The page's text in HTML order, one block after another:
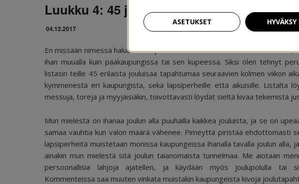
Luukku 4: 45 joulutapahtumaa eri puolilla
04.12.2017
En missään nimessä halua tehdä joulukalenteristani liian Helsinki-
ihan muualla kuin pääkaupungissa tai sen kupeessa. Siksi olen tehnyt
listasin teille 45 erilaista jouluisaa tapahtumaa seuraavien kolmen viikon
kymmenestä eri kaupungista, sekä lapsiperheille että aikuisille. Listalta
messuja, toreja ja myyjäisiäkin, toivottavasti löydät sieltä kivaa tekemistä
Mun mielestä on ihanaa joulun alla puuhailla kaikkea jouluista, ja se on
samaa vauhtia kun valon määrä vähenee. Pimeyttä piristää ehdottomasti
lapsiperheitä muistetaan monissa kaupungeissa ihanalla tavalla joulun alla,
ainakin mun mielestä sitä joulun taianomaista tunnelmaa. Me aiotaan
persoonallisia lahjoja ajatellen, ja käydään myös joulupolulla tai
Kommenteissa saa muuten vinkata muistakin kaupungeista kivoja
ASETUKSET